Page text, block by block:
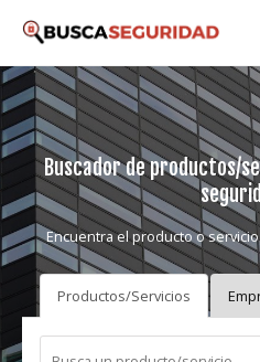
Buscador de productos/
Encuentra el producto o
Productos/Servicios